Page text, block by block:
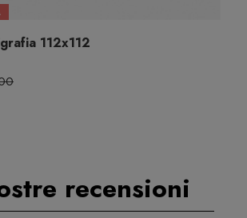
112x112
recensioni